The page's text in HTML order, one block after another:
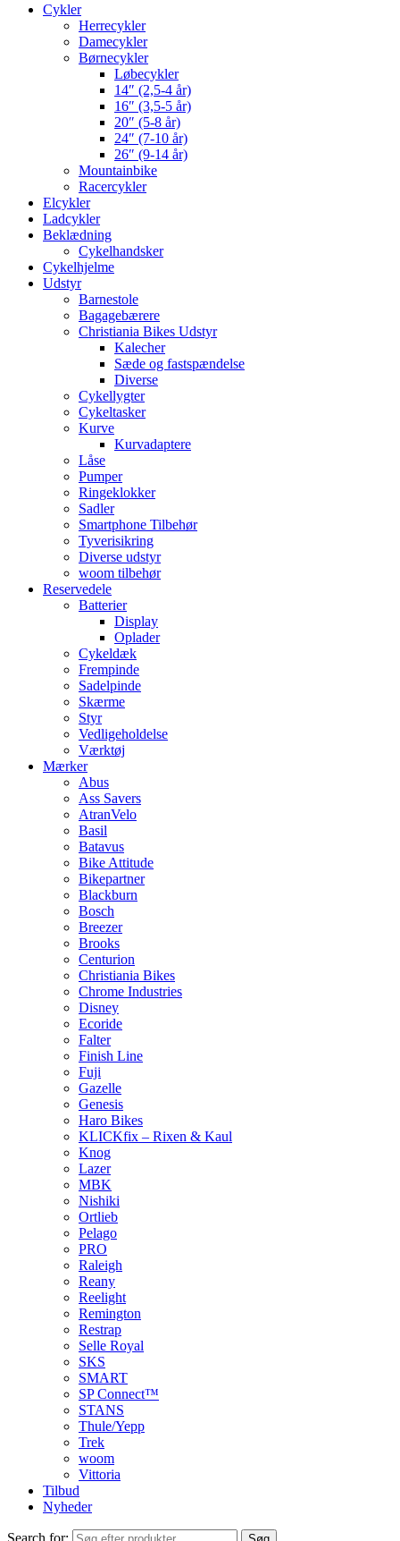
Cykler
Herrecykler
Damecykler
Børnecykler
Løbecykler
14″ (2,5-4 år)
16″ (3,5-5 år)
20″ (5-8 år)
24″ (7-10 år)
26″ (9-14 år)
Mountainbike
Racercykler
Elcykler
Ladcykler
Beklædning
Cykelhandsker
Cykelhjelme
Udstyr
Barnestole
Bagagebærere
Christiania Bikes Udstyr
Kalecher
Sæde og fastspændelse
Diverse
Cykellygter
Cykeltasker
Kurve
Kurvadaptere
Låse
Pumper
Ringeklokker
Sadler
Smartphone Tilbehør
Tyverisikring
Diverse udstyr
woom tilbehør
Reservedele
Batterier
Display
Oplader
Cykeldæk
Frempinde
Sadelpinde
Skærme
Styr
Vedligeholdelse
Værktøj
Mærker
Abus
Ass Savers
AtranVelo
Basil
Batavus
Bike Attitude
Bikepartner
Blackburn
Bosch
Breezer
Brooks
Centurion
Christiania Bikes
Chrome Industries
Disney
Ecoride
Falter
Finish Line
Fuji
Gazelle
Genesis
Haro Bikes
KLICKfix – Rixen & Kaul
Knog
Lazer
MBK
Nishiki
Ortlieb
Pelago
PRO
Raleigh
Reany
Reelight
Remington
Restrap
Selle Royal
SKS
SMART
SP Connect™
STANS
Thule/Yepp
Trek
woom
Vittoria
Tilbud
Nyheder
Search for: